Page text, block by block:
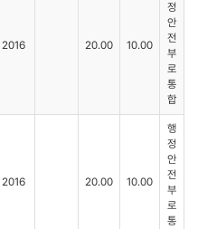
2016 20.00 10.00
정
안
전
부
로
통
합
2016 20.00 10.00
행
정
안
전
부
로
통